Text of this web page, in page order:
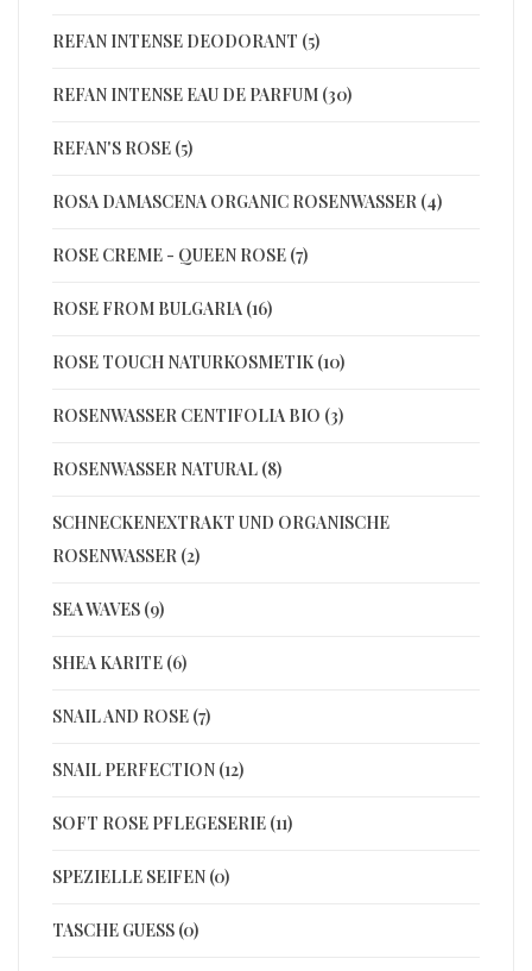
REFAN INTENSE DEODORANT (5)
REFAN INTENSE EAU DE PARFUM (30)
REFAN'S ROSE (5)
ROSA DAMASCENA ORGANIC ROSENWASSER (4)
ROSE CREME - QUEEN ROSE (7)
ROSE FROM BULGARIA (16)
ROSE TOUCH NATURKOSMETIK (10)
ROSENWASSER CENTIFOLIA BIO (3)
ROSENWASSER NATURAL (8)
SCHNECKENEXTRAKT UND ORGANISCHE
ROSENWASSER (2)
SEA WAVES (9)
SHEA KARITE (6)
SNAIL AND ROSE (7)
SNAIL PERFECTION (12)
SOFT ROSE PFLEGESERIE (11)
SPEZIELLE SEIFEN (0)
TASCHE GUESS (0)